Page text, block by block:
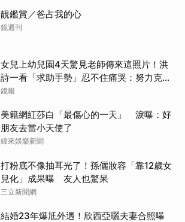
靚鑑賞／爸占我的心
鏡週刊
女兒上幼兒園4天驚見老師傳來這照片！洪
詩一看「求助手勢」忍不住痛哭：努力克服
大難關
鏡報
美籍網紅莎白「最傷心的一天」 淚曝：好
朋友去當小天使了
緯來娛樂新聞
打粉底不像抽耳光了！孫儷妝容「靠12歲女
兒化」成果曝 友人也驚呆
三立新聞網
結婚23年爆尪外遇！欣西亞曬夫妻合照曝